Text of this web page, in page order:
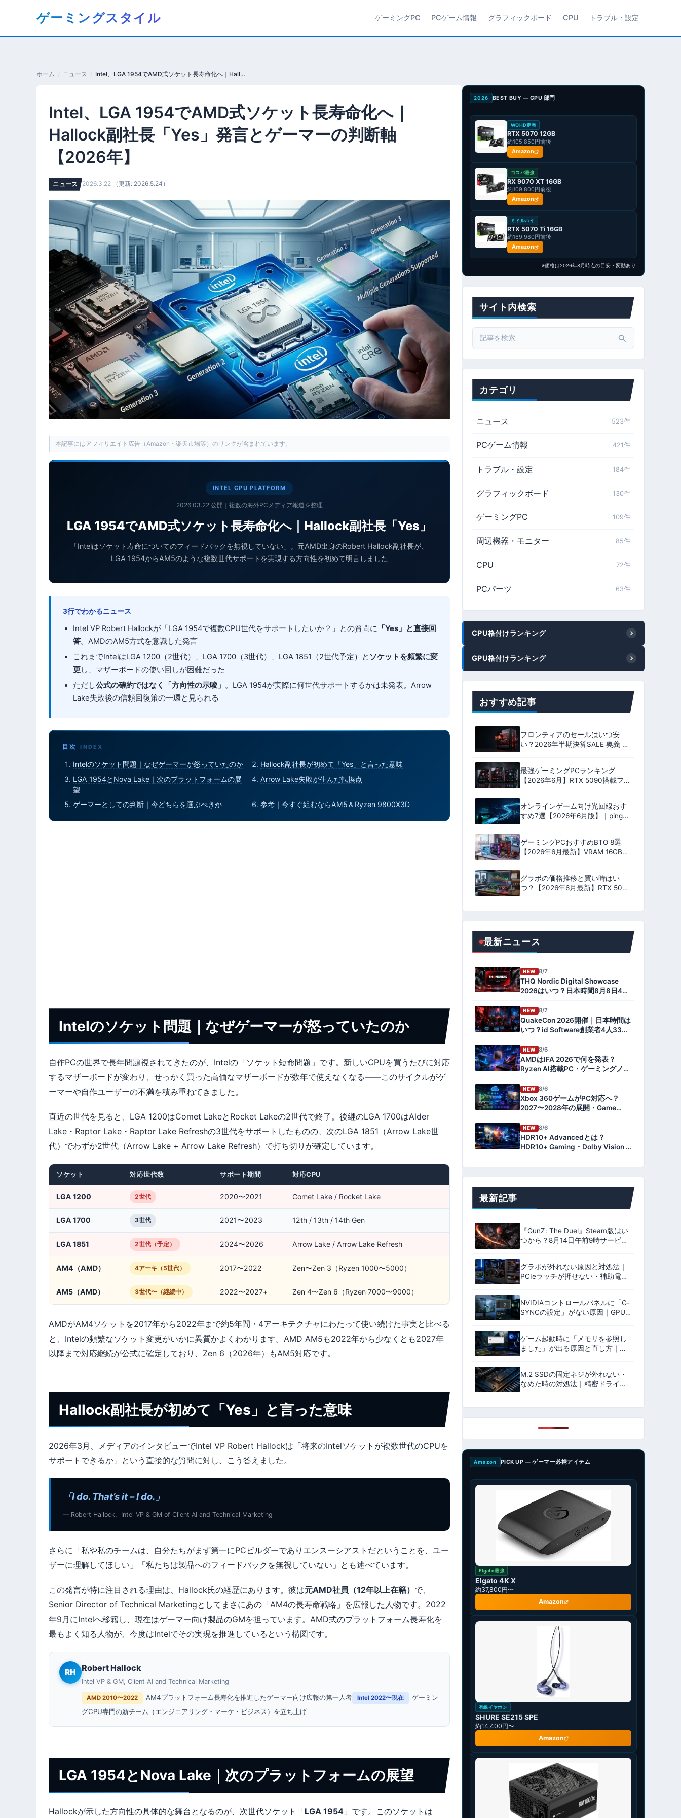
テ
ゲーミングスタイル ゲーミングPC PCゲーム情報 グラフィックボード CPU トラブル・設定
ホーム ニュース Intel、LGA 1954でAMD式ソケット長寿命化へ｜Hallock副社長「Yes」発言とゲーマーの判断軸【2026年】
Intel、LGA 1954でAMD式ソケット長寿命化へ｜
Hallock副社長「Yes」発言とゲーマーの判断軸
【2026年】
ニュース 2026.3.22 （更新: 2026.5.24）
本記事にはアフィリエイト広告（Amazon・楽天市場等）のリンクが含まれています。
INTEL CPU PLATFORM
2026.03.22 公開｜複数の海外PCメディア報道を整理
LGA 1954でAMD式ソケット長寿命化へ｜Hallock副社長「Yes」
「Intelはソケット寿命についてのフィードバックを無視していない」。元AMD出身のRobert Hallock副社長が、
LGA 1954からAM5のような複数世代サポートを実現する方向性を初めて明言しました
3行でわかるニュース
Intel VP Robert Hallockが「LGA 1954で複数CPU世代をサポートしたいか？」との質問に 「Yes」と直接回
答。AMDのAM5方式を意識した発言
これまでIntelはLGA 1200（2世代）、LGA 1700（3世代）、LGA 1851（2世代予定）と ソケットを頻繁に変
更し、マザーボードの使い回しが困難だった
ただし公式の確約ではなく「方向性の示唆」 。LGA 1954が実際に何世代サポートするかは未発表。Arrow
Lake失敗後の信頼回復策の一環と見られる
目次
Intelのソケット問題｜なぜゲーマーが怒っていたのか
Hallock副社長が初めて「Yes」と言った意味
LGA 1954とNova Lake｜次のプラットフォームの展
望
Arrow Lake失敗が生んだ転換点
ゲーマーとしての判断｜今どちらを選ぶべきか 参考｜今すぐ組むならAM5＆Ryzen 9800X3D
Intelのソケット問題｜なぜゲーマーが怒っていたのか
自作PCの世界で長年問題視されてきたのが、Intelの「ソケット短命問題」です。新しいCPUを買うたびに対応
するマザーボードが変わり、せっかく買った高価なマザーボードが数年で使えなくなる——このサイクルがゲ
ーマーや自作ユーザーの不満を積み重ねてきました。
直近の世代を見ると、LGA 1200はComet LakeとRocket Lakeの2世代で終了。後継のLGA 1700はAlder
Lake・Raptor Lake・Raptor Lake Refreshの3世代をサポートしたものの、次のLGA 1851（Arrow Lake世
代）でわずか2世代（Arrow Lake + Arrow Lake Refresh）で打ち切りが確定しています。
ソケット 対応世代数 サポート期間 対応CPU
LGA 1200 2世代 2020〜2021 Comet Lake / Rocket Lake
LGA 1700 3世代 2021〜2023 12th / 13th / 14th Gen
LGA 1851 2世代（予定） 2024〜2026 Arrow Lake / Arrow Lake Refresh
AM4（AMD） 4アーキ（5世代） 2017〜2022 Zen〜Zen 3（Ryzen 1000〜5000）
AM5（AMD） 3世代〜（継続中） 2022〜2027+ Zen 4〜Zen 6（Ryzen 7000〜9000）
AMDがAM4ソケットを2017年から2022年まで約5年間・4アーキテクチャにわたって使い続けた事実と比べる
と、Intelの頻繁なソケット変更がいかに異質かよくわかります。AMD AM5も2022年から少なくとも2027年
以降まで対応継続が公式に確定しており、Zen 6（2026年）もAM5対応です。
Hallock副社長が初めて「Yes」と言った意味
2026年3月、メディアのインタビューでIntel VP Robert Hallockは「将来のIntelソケットが複数世代のCPUを
サポートできるか」という直接的な質問に対し、こう答えました。
「I do. That’s it – I do.」
— Robert Hallock、Intel VP & GM of Client AI and Technical Marketing
さらに「私や私のチームは、自分たちがまず第一にPCビルダーでありエンスーシアストだということを、ユー
ザーに理解してほしい」「私たちは製品へのフィードバックを無視していない」とも述べています。
この発言が特に注目される理由は、Hallock氏の経歴にあります。彼は元AMD社員（12年以上在籍） で、
Senior Director of Technical Marketingとしてまさにあの「AM4の長寿命戦略」を広報した人物です。2022
年9月にIntelへ移籍し、現在はゲーマー向け製品のGMを担っています。AMD式のプラットフォーム長寿化を
最もよく知る人物が、今度はIntelでその実現を推進しているという構図です。
RH Robert Hallock
Intel VP & GM, Client AI and Technical Marketing
AMD 2010〜2022 AM4プラットフォーム長寿化を推進したゲーマー向け広報の第一人者 Intel 2022〜現在
ゲーミン
グCPU専門の新チーム（エンジニアリング・マーケ・ビジネス）を立ち上げ
LGA 1954とNova Lake｜次のプラットフォームの展望
Hallockが示した方向性の具体的な舞台となるのが、次世代ソケット「LGA 1954 」です。このソケットは
2026 BEST BUY — GPU 部門
WQHD定番
RTX 5070 12GB
約105,850円前後
Amazon
コスパ最強
RX 9070 XT 16GB
約109,800円前後
Amazon
ミドルハイ
RTX 5070 Ti 16GB
約169,980円前後
Amazon
※価格は2026年8月時点の目安・変動あり
サイト内検索
Search
for:
カテゴリ
ニュース 523件
PCゲーム情報 421件
トラブル・設定 184件
グラフィックボード 130件
ゲーミングPC 109件
周辺機器・モニター 85件
CPU 72件
PCパーツ 63件
CPU格付けランキング
GPU格付けランキング
おすすめ記事
フロンティアのセールはいつ安
い？2026年半期決算SALE 奥義 全
18機種のおすすめ｜いちおしは
9800X3D ＋ RX 9070 XT
最強ゲーミングPCランキング
【2026年6月】RTX 5090搭載フラ
グシップ9機を性能・安定性・コス
パ・保証の4軸100点で格付け
オンラインゲーム向け光回線おす
すめ7選【2026年6月版】｜ping実
測比較とプロバイダ選びで失敗し
ない完全ガイド
ゲーミングPCおすすめBTO 8選
【2026年6月最新】VRAM 16GB中
心・17万円台〜RTX 5060
Ti/5070/5080搭載モデル
グラボの価格推移と買い時はい
つ？【2026年6月最新】RTX 50・
RX 9000の値下がり予測と購入判
最新ニュース
NEW 8/7
THQ Nordic Digital Showcase
2026はいつ？日本時間8月8日4
NEW 8/7
QuakeCon 2026開催｜日本時間は
いつ？id Software創業者4人33年
とめ【速報】
NEW 8/6
AMDはIFA 2026で何を発表？
Ryzen AI搭載PC・ゲーミングノー
NEW 8/6
Xbox 360ゲームがPC対応へ？
2027〜2028年の展開・Game
説NEW 8/6
HDR10+ Advancedとは？
HDR10+ Gaming・Dolby Vision 2
【2026年版】
最新記事
『GunZ: The Duel』Steam版はい
つから？8月14日午前9時サービス
開始・日本語対応・必要スペック
を解説
グラボが外れない原因と対処法｜
PCIeラッチが押せない・補助電源
(12V-2×6)が抜けない時の安全な外
し方【2026年版】
NVIDIAコントロールパネルに「G-
SYNCの設定」がない原因｜GPU
接続・Optimus・モニター設定を
確認【2026年版】
ゲーム起動時に「メモリを参照し
ました」が出る原因と直し方｜
0xc0000005・RAM・DLLを確認
M.2 SSDの固定ネジが外れない・
なめた時の対処法｜精密ドライバ
ーの選び方とマザーボードを傷つ
Amazon PICK UP — ゲーマー必携アイテム
Elgato最強
Elgato 4K X
約37,800円〜
Amazon
有線イヤホン
SHURE SE215 SPE
約14,400円〜
Amazon